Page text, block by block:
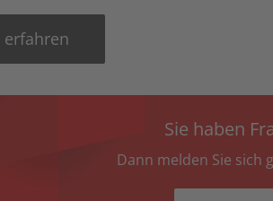
erfahren
Sie haben
Dann melden Sie sich